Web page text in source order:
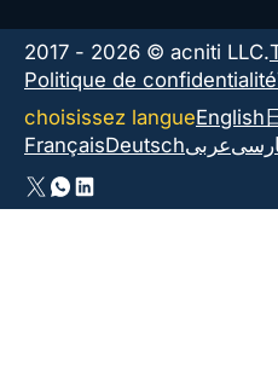
2017 - 2026 © acniti LLC.
Politique de confidentialité
choisissez langueEnglish
FrançaisDeutschعربى